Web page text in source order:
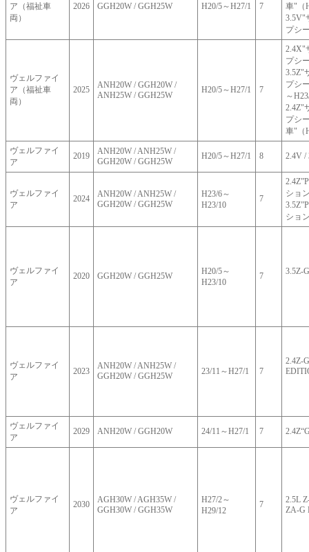
ア（福祉車
両）
2026 GGH20W / GGH25W H20/5～H27/1 7
車"（
3.5V"
プシ
ヴェルファイ
ア（福祉車
両）
2025
ANH20W / GGH20W /
ANH25W / GGH25W
H20/5～H27/1 7
2.4X"
プシ
3.5Z"
プシ
～
2.4Z"
プシ
車"（
ヴェルファイ
ア
2019
ANH20W / ANH25W /
GGH20W / GGH25W
H20/5～H27/1 8 2.4V /
ヴェルファイ
ア
2024
ANH20W / ANH25W /
GGH20W / GGH25W
H23/6～
H23/10
7
ショ
ショ
ヴェルファイ
ア
2020 GGH20W / GGH25W
H20/5～
H23/10
7 3.5Z-
ヴェルファイ
ア
2023
ANH20W / ANH25W /
GGH20W / GGH25W
23/11～H27/1 7
2.4Z-
ヴェルファイ
ア
2029 ANH20W / GGH20W 24/11～H27/1 7
ヴェルファイ
ア
2030
AGH30W / AGH35W /
GGH30W / GGH35W
H27/2～
H29/12
7
2.5L
ZA-G